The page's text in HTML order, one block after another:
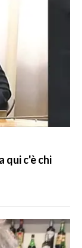
qui c'è chi